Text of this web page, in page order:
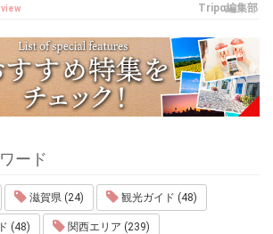
Tripα編集部
view
ード
滋賀県 (24) 観光ガイド (48)
(48) 関西エリア (239)